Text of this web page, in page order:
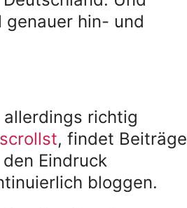
genauer hin- und
allerdings richtig
, findet Beiträge
Eindruck
bloggen.